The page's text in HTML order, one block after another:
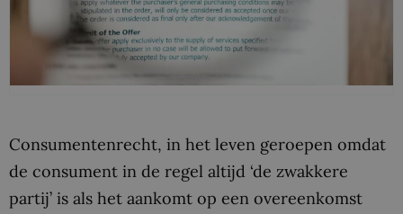
Consumentenrecht, in het leven geroepen omdat
de consument in de regel altijd ‘de zwakkere
partij’ is als het aankomt op een overeenkomst